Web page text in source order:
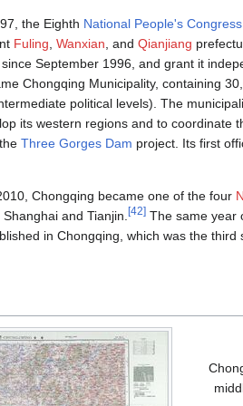
the Eighth National People's Congress
Fuling,Wanxian, andQianjiang
September 1996, and grant it
Chongqing Municipality, containing
political levels). The
its western regions and to coordinate
theThree Gorges Dam project. Its first
Chongqing became one of the four
and Tianjin.
[42] The same year
in Chongqing, which was the third